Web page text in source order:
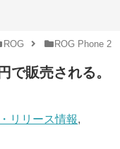
ROG ROG Phone 2
で販売される。
リリース情報,